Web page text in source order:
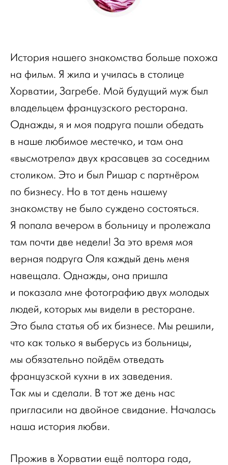
История нашего знакомства больше похожа
на фильм. Я жила и училась в столице
Хорватии, Загребе. Мой будущий муж был
владельцем французского ресторана.
Однажды, я и моя подруга пошли обедать
в наше любимое местечко, и там она
«высмотрела» двух красавцев за соседним
столиком. Это и был Ришар с партнёром
по бизнесу. Но в тот день нашему
знакомству не было суждено состояться.
Я попала вечером в больницу и пролежала
там почти две недели! За это время моя
верная подруга Оля каждый день меня
навещала. Однажды, она пришла
и показала мне фотографию двух молодых
людей, которых мы видели в ресторане.
Это была статья об их бизнесе. Мы решили,
что как только я выберусь из больницы,
мы обязательно пойдём отведать
французской кухни в их заведения.
Так мы и сделали. В тот же день нас
пригласили на двойное свидание. Началась
наша история любви.
Прожив в Хорватии ещё полтора года,